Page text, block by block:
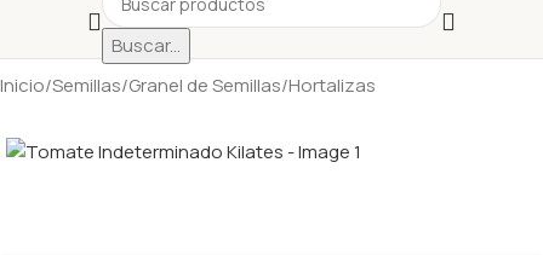
Buscar...
Inicio/Semillas/Granel de Semillas/Hortalizas